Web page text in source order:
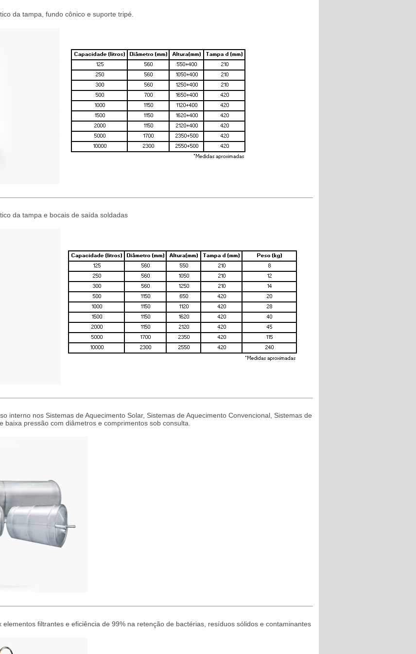
da tampa, fundo cônico e suporte tripé.
da tampa e bocais de saída soldadas
interno nos Sistemas de Aquecimento Solar, Sistemas de Aquecimento Convencional, Sistemas de
baixa pressão com diâmetros e comprimentos sob consulta.
filtrantes e eficiência de 99% na retenção de bactérias, resíduos sólidos e contaminantes